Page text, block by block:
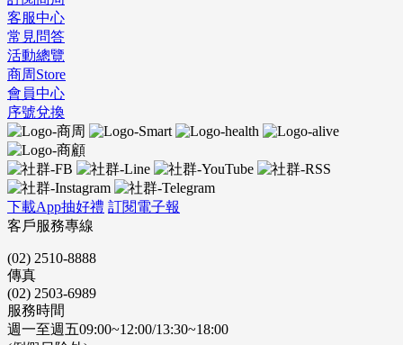
客服中心
常見問答
活動總覽
商周Store
會員中心
序號兌換
下載App抽好禮 訂閱電子報
客戶服務專線
(02) 2510-8888
傳真
(02) 2503-6989
服務時間
週一至週五09:00~12:00/13:30~18:00